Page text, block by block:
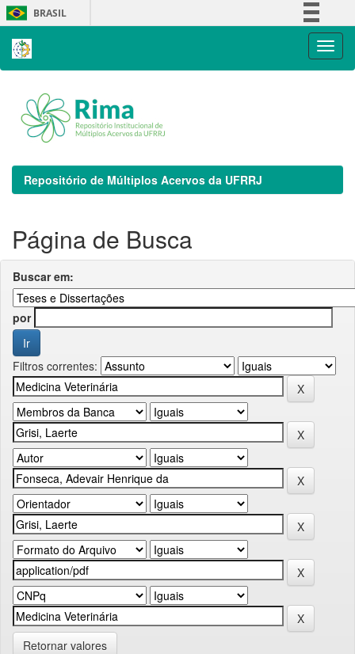
Skip
navigation
BRASIL
Repositório de Múltiplos Acervos da UFRRJ
Página de Busca
Buscar em:
por
Filtros correntes:
Retornar valores